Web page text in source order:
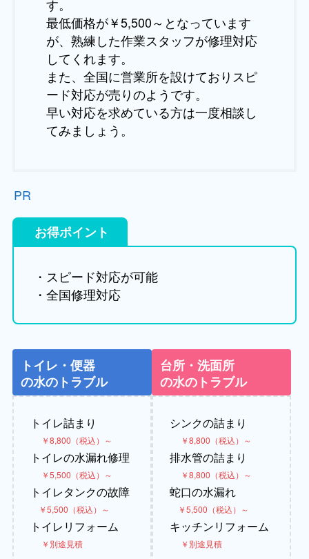
す。
最低価格が￥5,500～となっています
が、熟練した作業スタッフが修理対応
してくれます。
また、全国に営業所を設けておりスピ
ード対応が売りのようです。
早い対応を求めている方は一度相談し
てみましょう。
PR
お得ポイント
・スピード対応が可能
・全国修理対応
トイレ・便器
の水のトラブル
トイレ詰まり
￥8,800（税込）～
トイレの水漏れ修理
￥5,500（税込）～
トイレタンクの故障
￥5,500（税込）～
トイレリフォーム
￥別途見積
台所・洗面所
の水のトラブル
シンクの詰まり
￥8,800（税込）～
排水管の詰まり
￥8,800（税込）～
蛇口の水漏れ
￥5,500（税込）～
キッチンリフォーム
￥別途見積